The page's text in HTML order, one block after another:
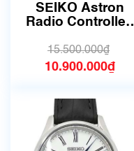
dụng, hàng đẹp, có chút
xước dăm)
SEIKO Astron
Radio Controlled
SBXY029
15.500.000₫
10.900.000₫